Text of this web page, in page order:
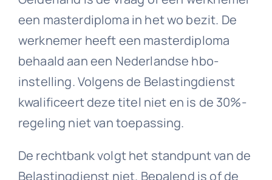
een masterdiploma in het wo bezit. De
werknemer heeft een masterdiploma
behaald aan een Nederlandse hbo-
instelling. Volgens de Belastingdienst
kwalificeert deze titel niet en is de 30%-
regeling niet van toepassing.
De rechtbank volgt het standpunt van de
Belastingdienst niet. Bepalend is of de